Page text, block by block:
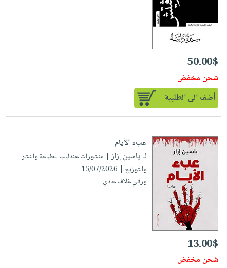
50.00$
شحن مخفض
أضف الى الطلبية
عبء الأيام
لـ ياسين إزاز| منشورات عندليب للطباعة والنشر
والتوزيع | 15/07/2026
ورقي غلاف عادي
13.00$
شحن مخفض